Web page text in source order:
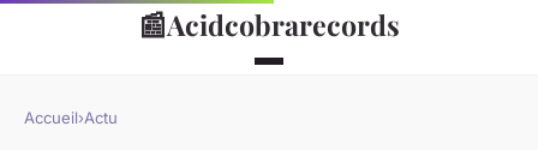
📰Acidcobrarecords
Accueil›Actu